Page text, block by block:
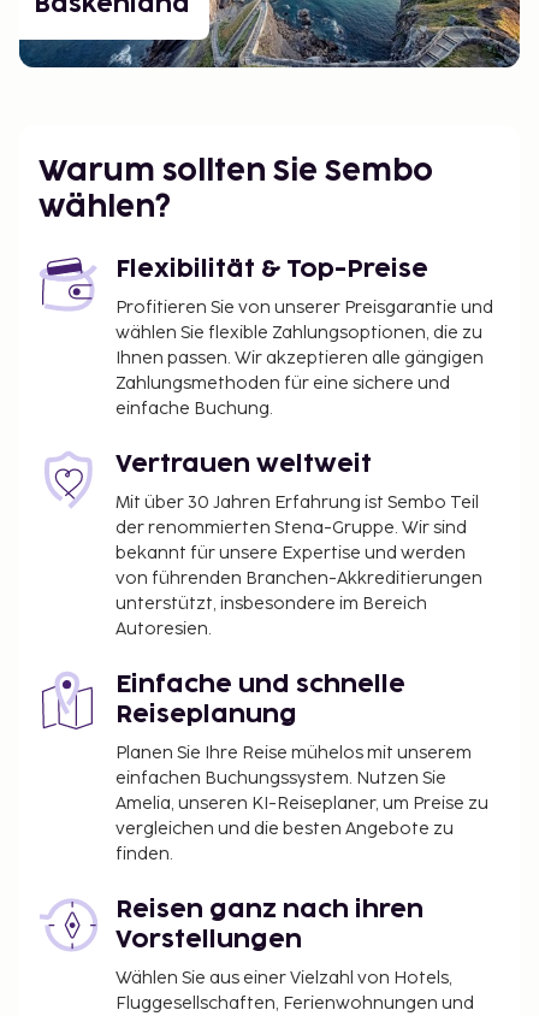
Warum sollten Sie Sembo
wählen?
Flexibilität & Top-Preise
Profitieren Sie von unserer Preisgarantie und
wählen Sie flexible Zahlungsoptionen, die zu
Ihnen passen. Wir akzeptieren alle gängigen
Zahlungsmethoden für eine sichere und
einfache Buchung.
Vertrauen weltweit
Mit über 30 Jahren Erfahrung ist Sembo Teil
der renommierten Stena-Gruppe. Wir sind
bekannt für unsere Expertise und werden
von führenden Branchen-Akkreditierungen
unterstützt, insbesondere im Bereich
Autoresien.
Einfache und schnelle
Reiseplanung
Planen Sie Ihre Reise mühelos mit unserem
einfachen Buchungssystem. Nutzen Sie
Amelia, unseren KI-Reiseplaner, um Preise zu
vergleichen und die besten Angebote zu
finden.
Reisen ganz nach ihren
Vorstellungen
Wählen Sie aus einer Vielzahl von Hotels,
Fluggesellschaften, Ferienwohnungen und